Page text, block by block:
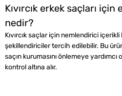
Kıvırcık erkek saçları
nedir?
Kıvırcık saçlar için nemlendirici
şekillendiriciler tercih edilebilir. Bu
saçın kurumasını önlemeye yardımcı
kontrol altına alır.